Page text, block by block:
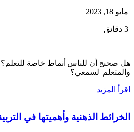
مايو 18, 2023
هل صحيح أن للناس أنماط خاصة للتعلم؟
والمتعلم السمعي؟
اقرأ المزيد
الخرائط الذهنية وأهميتها في